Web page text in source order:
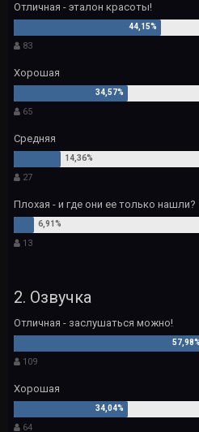
Отличная - эталон красоты!
83
Хорошая
65
Средняя
27
Плохая - и где они ее только нашли?
13
2. Озвучка
Отличная - заслушаться можно!
109
Хорошая
64